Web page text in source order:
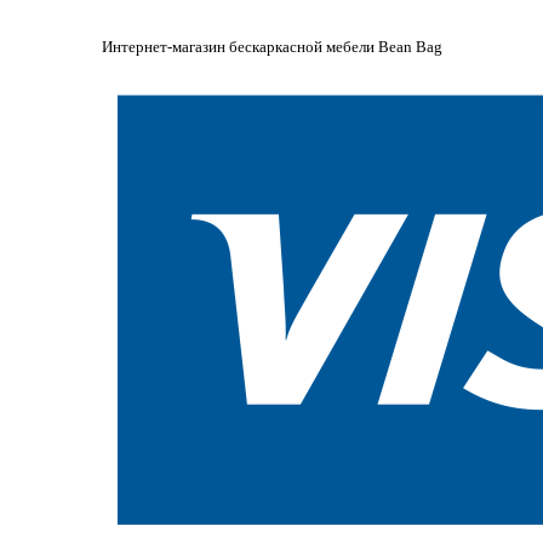
Интернет-магазин бескаркасной мебели Bean Bag